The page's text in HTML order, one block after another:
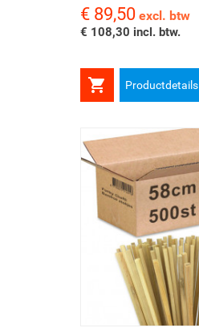
Prijs
€ 89,50 excl. btw
€ 108,30 incl. btw.
 Productdetails